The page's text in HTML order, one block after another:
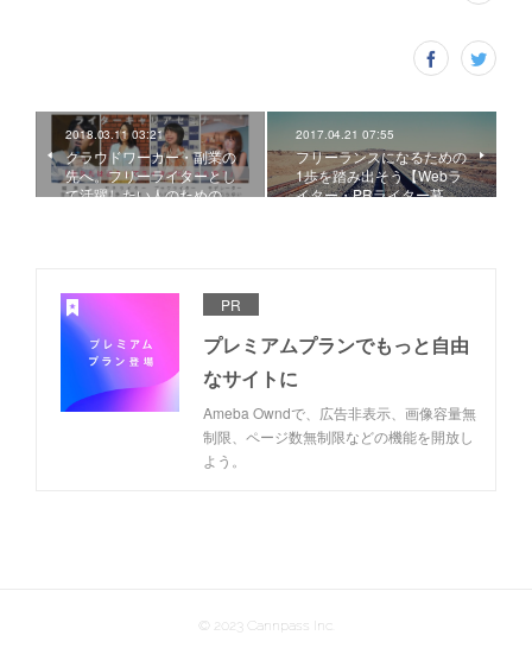
2018.03.11 03:21
​クラウドワーカー・副業の
先へ。フリーライターとし
て活躍したい人のための…
2017.04.21 07:55
フリーランスになるための
1歩を踏み出そう【Webラ
イター・PRライター募…
PR
プレミアムプランでもっと自由
なサイトに
Ameba Owndで、広告非表示、画像容量無
制限、ページ数無制限などの機能を開放し
よう。
© 2023 Cannpass Inc.